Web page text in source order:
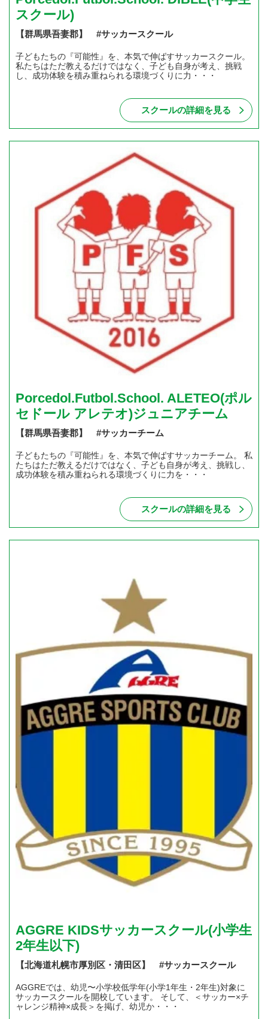
スクール)
【群馬県吾妻郡】 #サッカースクール
子どもたちの『可能性』を、本気で伸ばすサッカースクール。
私たちはただ教えるだけではなく、子ども自身が考え、挑戦
し、成功体験を積み重ねられる環境づくりに力・・・
スクールの詳細を見る
Porcedol.Futbol.School. ALETEO(ポル
セドール アレテオ)ジュニアチーム
【群馬県吾妻郡】 #サッカーチーム
子どもたちの『可能性』を、本気で伸ばすサッカーチーム。 私
たちはただ教えるだけではなく、子ども自身が考え、挑戦し、
成功体験を積み重ねられる環境づくりに力を・・・
スクールの詳細を見る
AGGRE KIDSサッカースクール(小学生
2年生以下)
【北海道札幌市厚別区・清田区】 #サッカースクール
AGGREでは、幼児〜小学校低学年(小学1年生・2年生)対象に
サッカースクールを開校しています。 そして、＜サッカー×チ
ャレンジ精神×成長＞を掲げ、幼児か・・・